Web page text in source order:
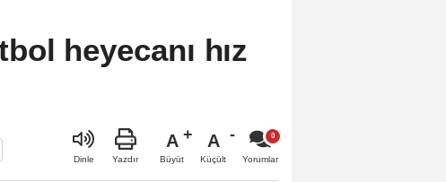
heyecanı hız
Dinle Yazdır
A
Büyüt
A
Küçült Yorumlar